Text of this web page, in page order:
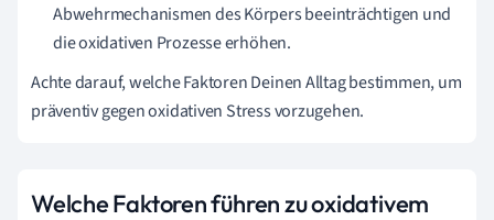
Abwehrmechanismen des Körpers beeinträchtigen und
die oxidativen Prozesse erhöhen.
Achte darauf, welche Faktoren Deinen Alltag bestimmen, um
präventiv gegen oxidativen Stress vorzugehen.
Welche Faktoren führen zu oxidativem